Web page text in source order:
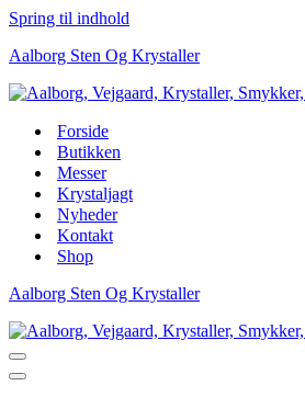
Spring til indhold
Aalborg Sten Og Krystaller
Forside
Butikken
Messer
Krystaljagt
Nyheder
Kontakt
Shop
Aalborg Sten Og Krystaller
Navigation
menu
Navigation